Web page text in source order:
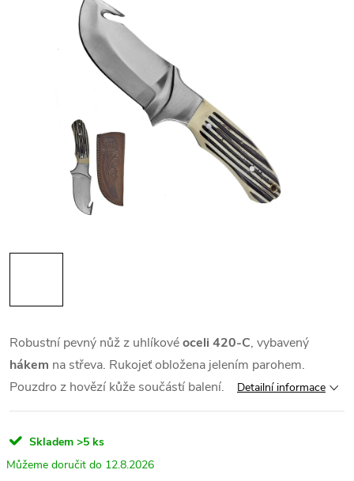
Robustní pevný nůž z uhlíkovéoceli 420-C, vybavený
hákem na střeva. Rukojeť obložena jelením parohem.
Pouzdro z hovězí kůže součástí balení.
Detailní informace
Skladem >5 ks
12.8.2026